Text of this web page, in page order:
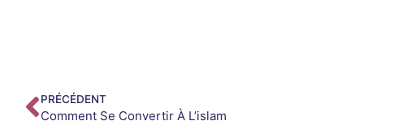
PRÉCÉDENT
Comment Se Convertir À L’islam